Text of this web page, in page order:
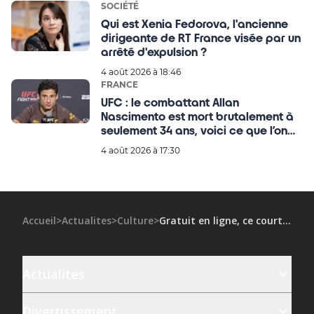
SOCIÉTÉ
Qui est Xenia Fedorova, l'ancienne
dirigeante de RT France visée par un
arrêté d'expulsion ?
4 août 2026 à 18:46
FRANCE
UFC : le combattant Allan
Nascimento est mort brutalement à
seulement 34 ans, voici ce que l’on
sait !
4 août 2026 à 17:30
Accueil>Actualites>Culture> Gratuit en ligne, ce court métrage inédit avec Adèle Haenel : on vous le conseille !